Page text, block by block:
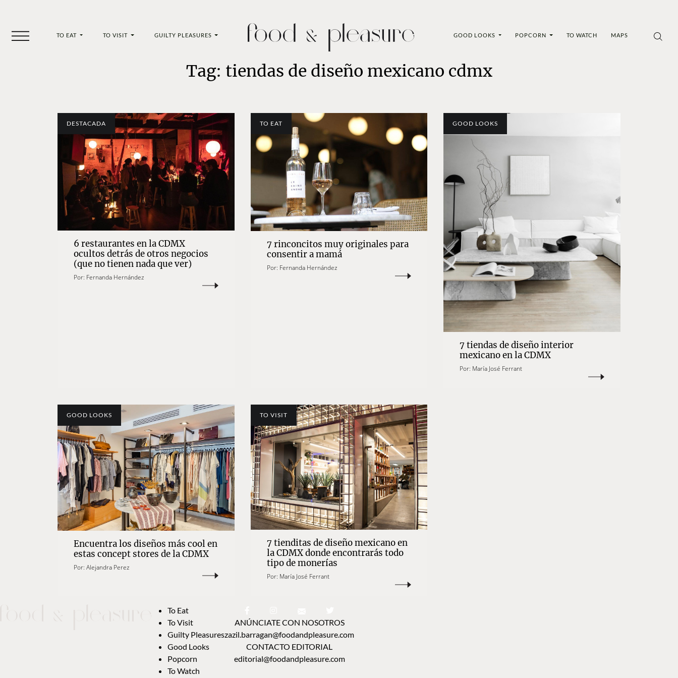
TO EAT TO VISIT GUILTY PLEASURES GOOD LOOKS POPCORN TO WATCH MAPS
Tag: tiendas de diseño mexicano cdmx
DESTACADA
6 restaurantes en la CDMX
ocultos detrás de otros negocios
(que no tienen nada que ver)
Por: Fernanda Hernández
TO EAT
7 rinconcitos muy originales para
consentir a mamá
Por: Fernanda Hernández
GOOD LOOKS
7 tiendas de diseño interior
mexicano en la CDMX
Por: María José Ferrant
GOOD LOOKS
Encuentra los diseños más cool en
estas concept stores de la CDMX
Por: Alejandra Perez
TO VISIT
7 tienditas de diseño mexicano en
la CDMX donde encontrarás todo
tipo de monerías
Por: María José Ferrant
To Eat
To Visit
Guilty Pleasures
Good Looks
Popcorn
To Watch
ANÚNCIATE CON NOSOTROS
zazil.barragan@foodandpleasure.com
CONTACTO EDITORIAL
editorial@foodandpleasure.com